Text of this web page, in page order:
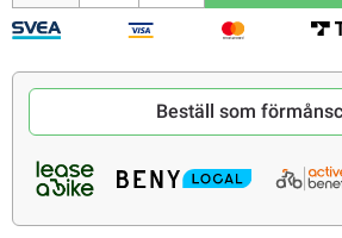
Beställ som